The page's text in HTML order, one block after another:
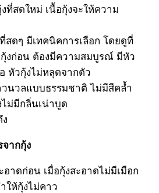
ที่สดใหม่ เนื้อกุ้งจะให้ความ
สดๆ มีเทคนิคการเลือก โดยดูที่
งก่อน ต้องมีความสมบูรณ์ มีหัว
หัวกุ้งไม่หลุดจากตัว
นวลแบบธรรมชาติ ไม่มีสีคล้ำ
ม่มีกลิ่นเน่าบูด
ากกุ้ง
อาดก่อน เมื่อกุ้งสะอาดไม่มีเมือก
ให้กุ้งไม่คาว